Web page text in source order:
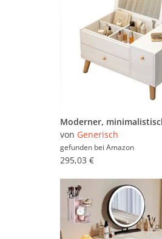
von Generisch
gefunden bei Amazon
295,03 €